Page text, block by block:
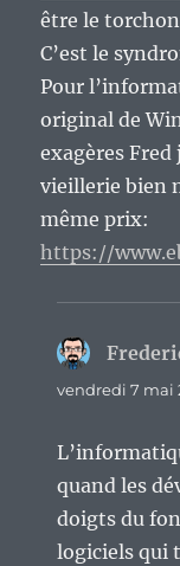
être le
C’est le
Pour
original de
exagères Fred
vieillerie bien
même prix:
https://
vendredi 7 mai
quand les
doigts du
logiciels qui